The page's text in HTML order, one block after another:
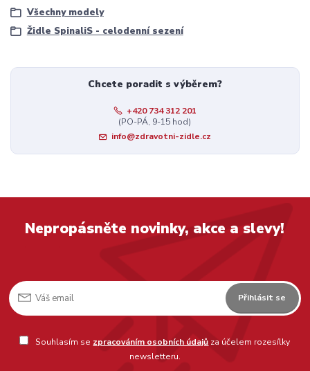
Všechny modely
Židle SpinaliS - celodenní sezení
Chcete poradit s výběrem?
+420 734 312 201
(PO-PÁ, 9-15 hod)
info@zdravotni-zidle.cz
Nepropásněte novinky, akce a slevy!
Přihlásit se
Souhlasím se zpracováním osobních údajů za účelem rozesílky
newsletteru.